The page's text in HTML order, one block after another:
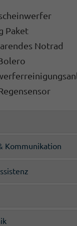
Paket
Notrad
Kommunikation